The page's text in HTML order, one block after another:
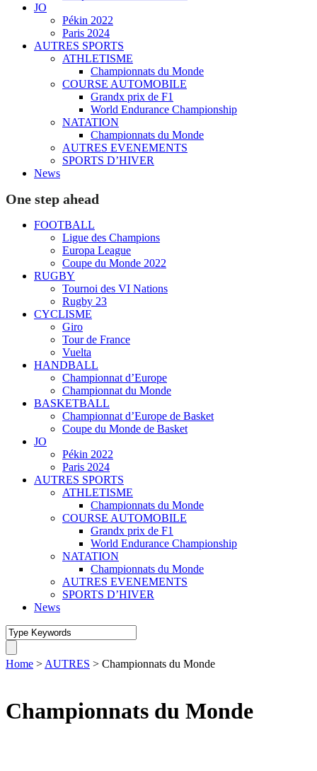
JO
Pékin 2022
Paris 2024
AUTRES SPORTS
ATHLETISME
Championnats du Monde
COURSE AUTOMOBILE
Grandx prix de F1
World Endurance Championship
NATATION
Championnats du Monde
AUTRES EVENEMENTS
SPORTS D’HIVER
News
One step ahead
FOOTBALL
Ligue des Champions
Europa League
Coupe du Monde 2022
RUGBY
Tournoi des VI Nations
Rugby 23
CYCLISME
Giro
Tour de France
Vuelta
HANDBALL
Championnat d’Europe
Championnat du Monde
BASKETBALL
Championnat d’Europe de Basket
Coupe du Monde de Basket
JO
Pékin 2022
Paris 2024
AUTRES SPORTS
ATHLETISME
Championnats du Monde
COURSE AUTOMOBILE
Grandx prix de F1
World Endurance Championship
NATATION
Championnats du Monde
AUTRES EVENEMENTS
SPORTS D’HIVER
News
Home > AUTRES > Championnats du Monde
Championnats du Monde